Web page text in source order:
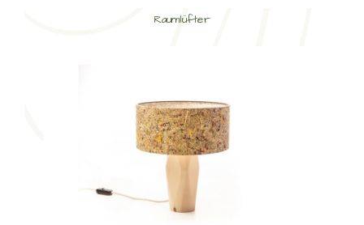
Raumlüfter